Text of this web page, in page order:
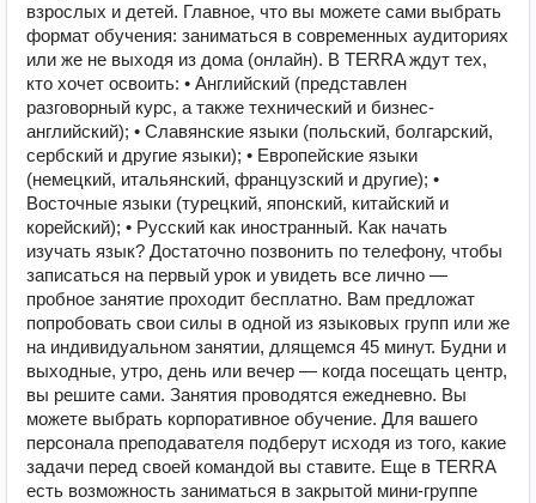
взрослых и детей. Главное, что вы можете сами выбрать
формат обучения: заниматься в современных аудиториях
или же не выходя из дома (онлайн). В TERRA ждут тех,
кто хочет освоить: • Английский (представлен
разговорный курс, а также технический и бизнес-
английский); • Славянские языки (польский, болгарский,
сербский и другие языки); • Европейские языки
(немецкий, итальянский, французский и другие); •
Восточные языки (турецкий, японский, китайский и
корейский); • Русский как иностранный. Как начать
изучать язык? Достаточно позвонить по телефону, чтобы
записаться на первый урок и увидеть все лично —
пробное занятие проходит бесплатно. Вам предложат
попробовать свои силы в одной из языковых групп или же
на индивидуальном занятии, длящемся 45 минут. Будни и
выходные, утро, день или вечер — когда посещать центр,
вы решите сами. Занятия проводятся ежедневно. Вы
можете выбрать корпоративное обучение. Для вашего
персонала преподавателя подберут исходя из того, какие
задачи перед своей командой вы ставите. Еще в TERRA
есть возможность заниматься в закрытой мини-группе